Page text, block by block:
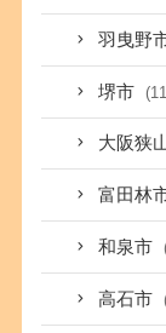
羽曳野
堺市
大阪狭
富田林
和泉市
高石市